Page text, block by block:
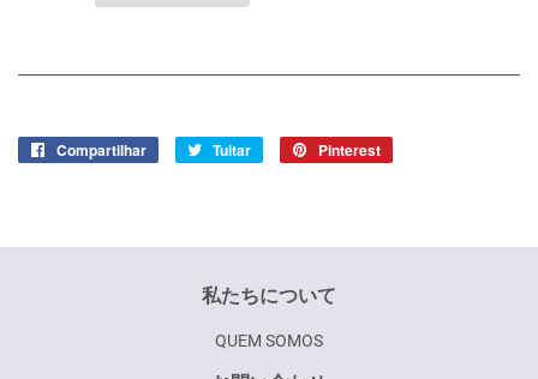
Compartilhar
Compartilhar
Tuitar Tuitar Pinterest
私たちについて
QUEM SOMOS